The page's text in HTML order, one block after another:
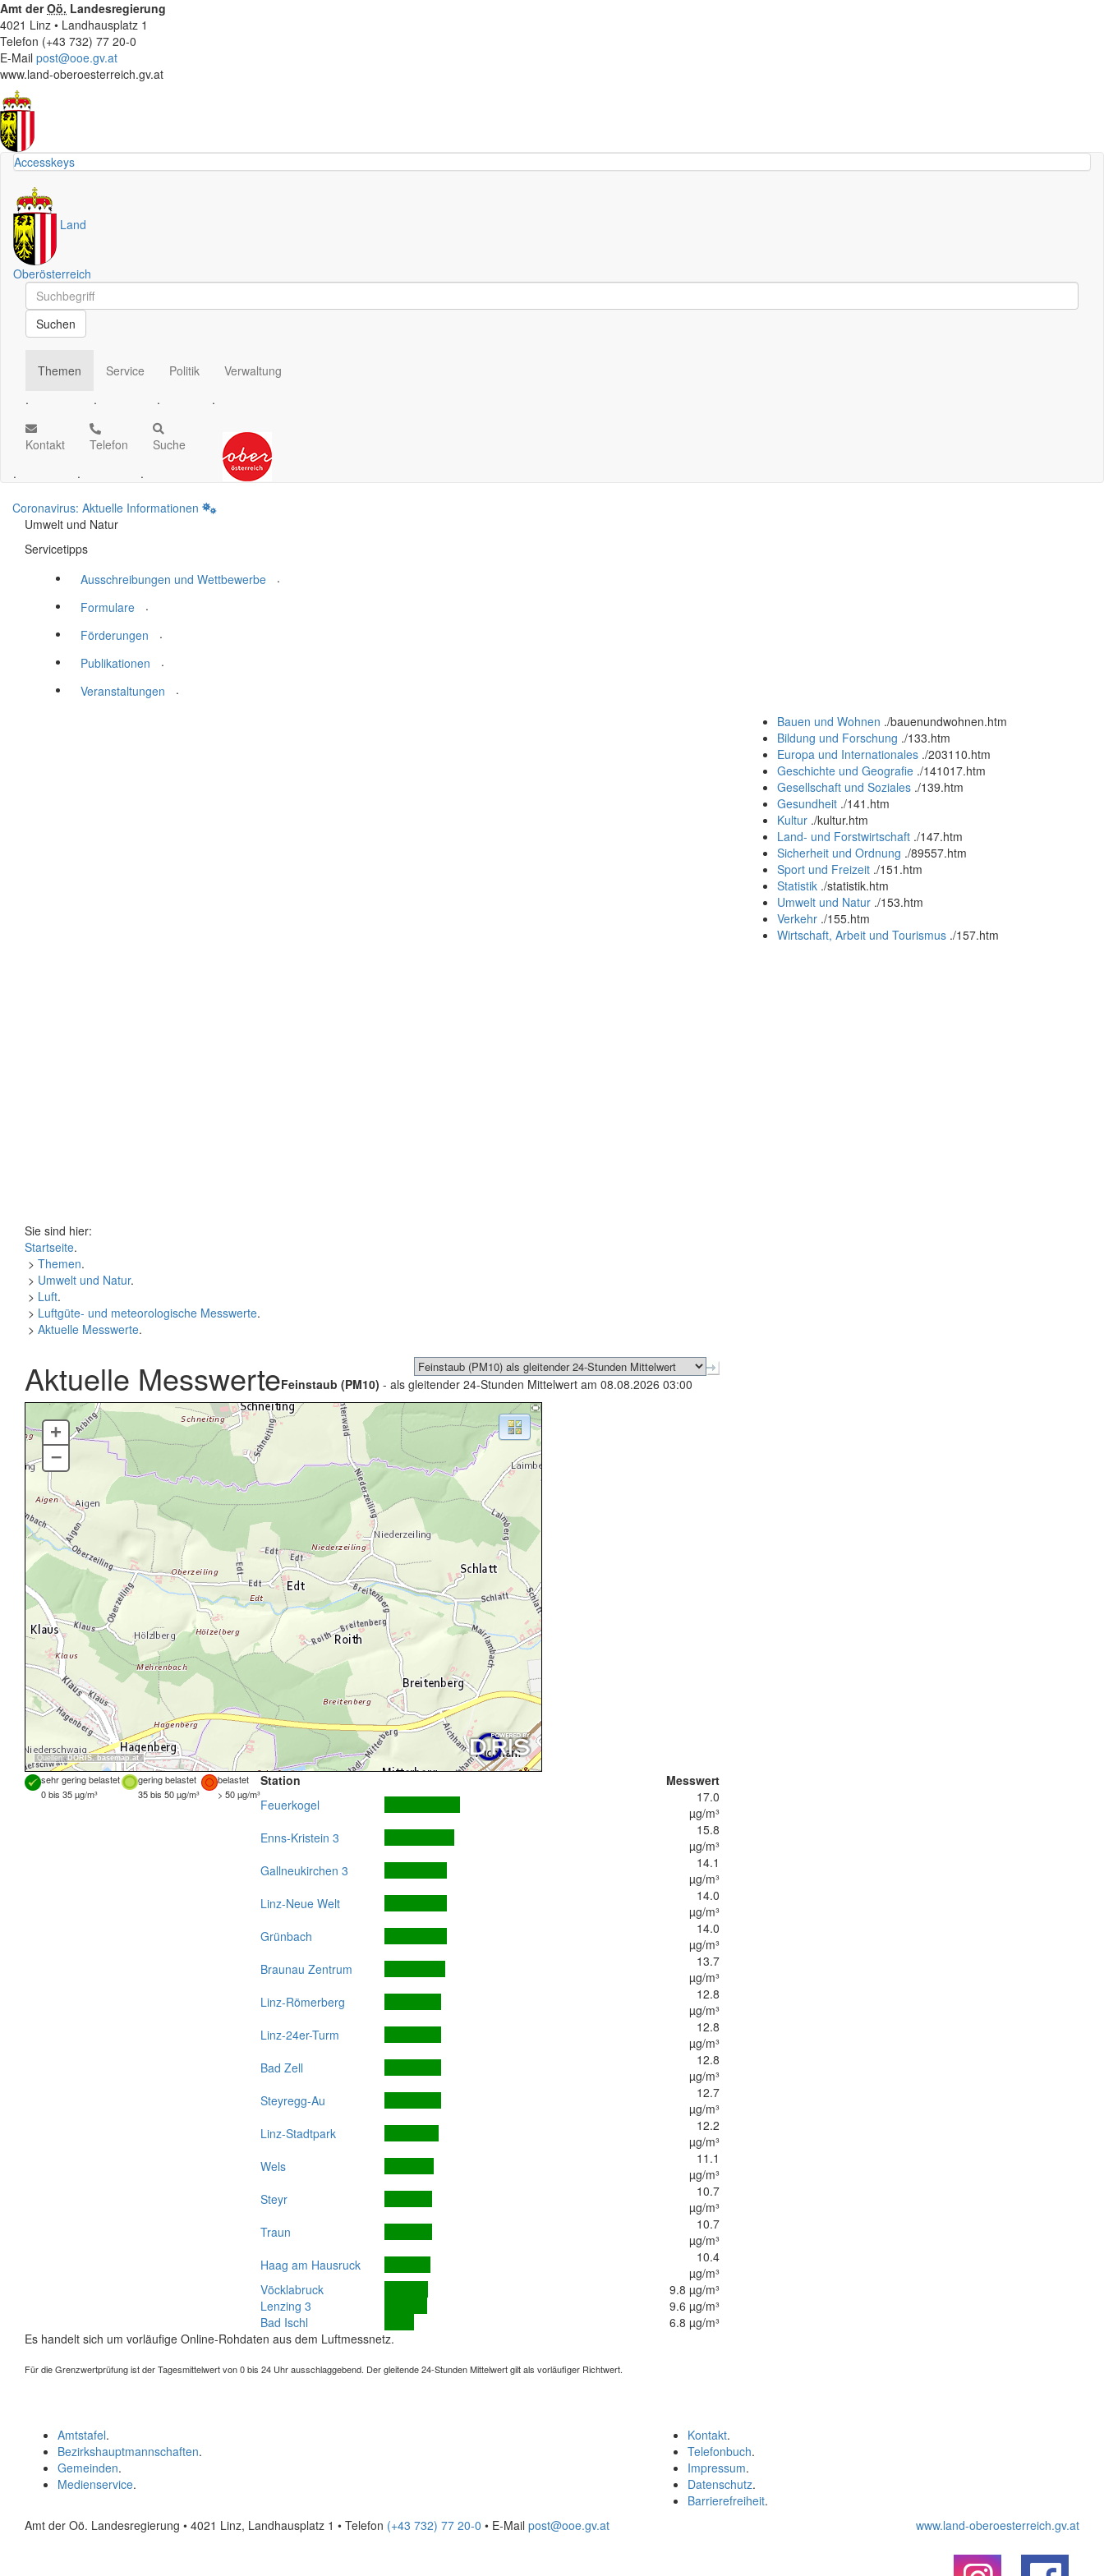
Amt derOö. Landesregierung
4021 Linz • Landhausplatz 1
Telefon (+43 732) 77 20-0
E-Mail post@ooe.gv.at
www.land-oberoesterreich.gv.at
Accesskeys
Land
Oberösterreich
Schnellsuche
Schnellsuche
Suchen
Themen
.
Service
.
Politik
.
Verwaltung
.
Kontakt
.
Telefon
.
Suche
.
Coronavirus: Aktuelle Informationen
Umwelt und Natur
Servicetipps
Ausschreibungen und Wettbewerbe
.
Formulare
.
Förderungen
.
Publikationen
.
Veranstaltungen
.
Bauen und Wohnen ./bauenundwohnen.htm
Bildung und Forschung ./133.htm
Europa und Internationales ./203110.htm
Geschichte und Geografie ./141017.htm
Gesellschaft und Soziales ./139.htm
Gesundheit ./141.htm
Kultur ./kultur.htm
Land- und Forstwirtschaft ./147.htm
Sicherheit und Ordnung ./89557.htm
Sport und Freizeit ./151.htm
Statistik ./statistik.htm
Umwelt und Natur ./153.htm
Verkehr ./155.htm
Wirtschaft, Arbeit und Tourismus ./157.htm
Sie sind hier:
Startseite.
> Themen.
> Umwelt und Natur.
> Luft.
> Luftgüte- und meteorologische Messwerte.
> Aktuelle Messwerte.
Aktuelle MesswerteFeinstaub (PM10) - als gleitender 24-Stunden Mittelwert am 08.08.2026 03:00
Quellen: DORIS,basemap.at
+
–
sehr gering belastet gering belastet
belastet
0 bis 35 µg/m³
35 bis 50 µg/m³ > 50 µg/m³
Station
Messwert
Feuerkogel
17.0
µg/m³
Enns-Kristein 3
15.8
µg/m³
Gallneukirchen 3
14.1
µg/m³
Linz-Neue Welt
14.0
µg/m³
Grünbach
14.0
µg/m³
Braunau Zentrum
13.7
µg/m³
Linz-Römerberg
12.8
µg/m³
Linz-24er-Turm
12.8
µg/m³
Bad Zell
12.8
µg/m³
Steyregg-Au
12.7
µg/m³
Linz-Stadtpark
12.2
µg/m³
Wels
11.1
µg/m³
Steyr
10.7
µg/m³
Traun
10.7
µg/m³
Haag am Hausruck
10.4
µg/m³
Vöcklabruck
9.8 µg/m³
Lenzing 3
9.6 µg/m³
Bad Ischl
6.8 µg/m³
Es handelt sich um vorläufige Online-Rohdaten aus dem Luftmessnetz.
Für die Grenzwertprüfung ist der Tagesmittelwert von 0 bis 24 Uhr ausschlaggebend. Der gleitende 24-Stunden Mittelwert gilt als vorläufiger Richtwert.
Kontakt.
Telefonbuch.
Impressum.
Datenschutz.
Barrierefreiheit.
Amtstafel.
Bezirkshauptmannschaften.
Gemeinden.
Medienservice.
Amt der Oö. Landesregierung • 4021 Linz, Landhausplatz 1 • Telefon (+43 732) 77 20-0 • E-Mail post@ooe.gv.at www.land-oberoesterreich.gv.at